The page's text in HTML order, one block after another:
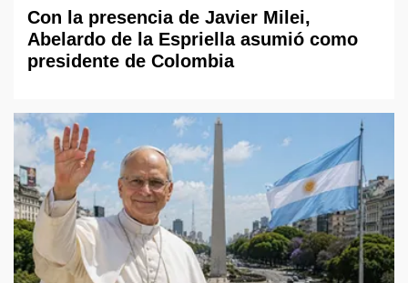
Con la presencia de Javier Milei,
Abelardo de la Espriella asumió como
presidente de Colombia